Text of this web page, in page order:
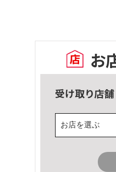
お
受け取り店舗
お店を選ぶ